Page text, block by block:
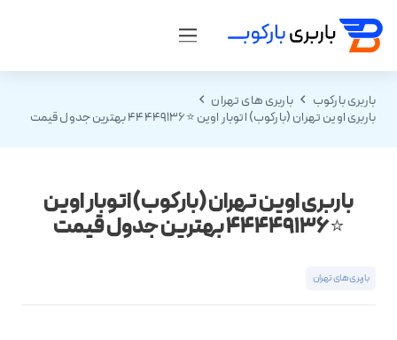
باربری بارکوب
باربری های تهران
باربری اوین تهران (بارکوب) اتوبار اوین ⭐️44449136 بهترین جدول قیمت
باربری اوین تهران (بارکوب) اتوبار اوین
⭐️44449136 بهترین جدول قیمت
باربری های تهران